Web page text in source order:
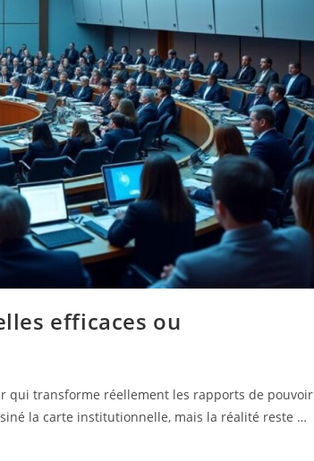
efficaces ou
qui transforme réellement les rapports de pouvoir
la carte institutionnelle, mais la réalité reste …